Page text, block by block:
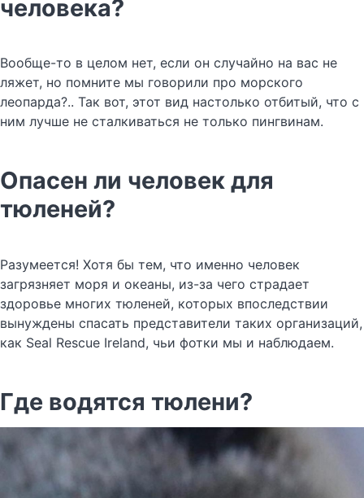
человека?
Вообще-то в целом нет, если он случайно на вас не
ляжет, но помните мы говорили про морского
леопарда?.. Так вот, этот вид настолько отбитый, что с
ним лучше не сталкиваться не только пингвинам.
Опасен ли человек для
тюленей?
Разумеется! Хотя бы тем, что именно человек
загрязняет моря и океаны, из-за чего страдает
здоровье многих тюленей, которых впоследствии
вынуждены спасать представители таких организаций,
как Seal Rescue Ireland, чьи фотки мы и наблюдаем.
Где водятся тюлени?